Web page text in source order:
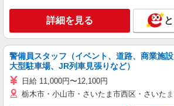
詳細を見る
警備員スタッフ（イベント、道路、商業施設
大型駐車場、JR列車見張りなど）
日給 11,000円〜12,100円
栃木市・小山市・さいたま市西区・さいた